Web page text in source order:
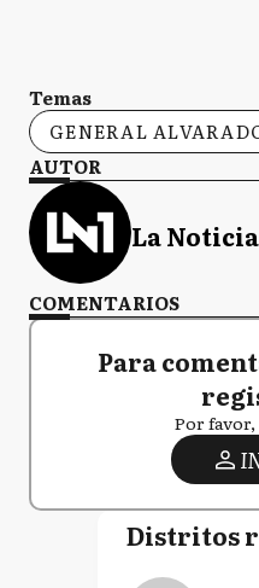
Temas
GENERAL
AUTOR
La Noticia
COMENTARIOS
Para
Por
Distritos